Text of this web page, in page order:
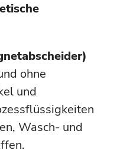
ohne
und
Wasch- und